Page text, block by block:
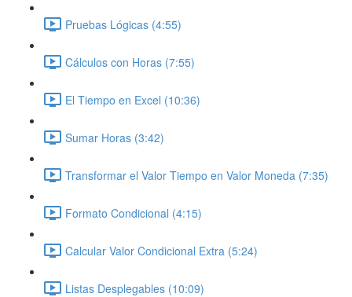
Pruebas Lógicas (4:55)
Cálculos con Horas (7:55)
El Tiempo en Excel (10:36)
Sumar Horas (3:42)
Transformar el Valor Tiempo en Valor Moneda (7:35)
Formato Condicional (4:15)
Calcular Valor Condicional Extra (5:24)
Listas Desplegables (10:09)